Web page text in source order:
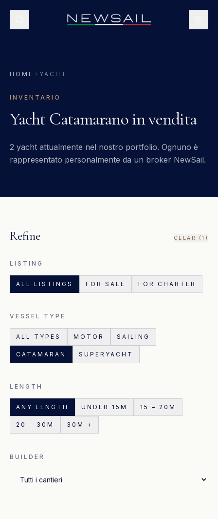
HOME YACHT
INVENTARIO
Yacht Catamarano in vendita
2 yacht attualmente nel nostro portfolio. Ognuno è
rappresentato personalmente da un broker NewSail.
Refine CLEAR ( 1 )
LISTING
ALL LISTINGS FOR SALE FOR CHARTER
VESSEL TYPE
ALL TYPES MOTOR SAILING
CATAMARAN SUPERYACHT
LENGTH
ANY LENGTH UNDER 15M 15 – 20M
20 – 30M 30M +
BUILDER